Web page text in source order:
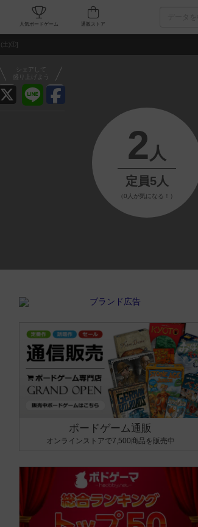
カフェ/店舗 人気ボードゲーム
(土)①]
シェアして
盛り上げよう
2 人
定員5人
（0人が気になる！）
ボードゲーム通販
オンラインストアで7,500商品を販売中